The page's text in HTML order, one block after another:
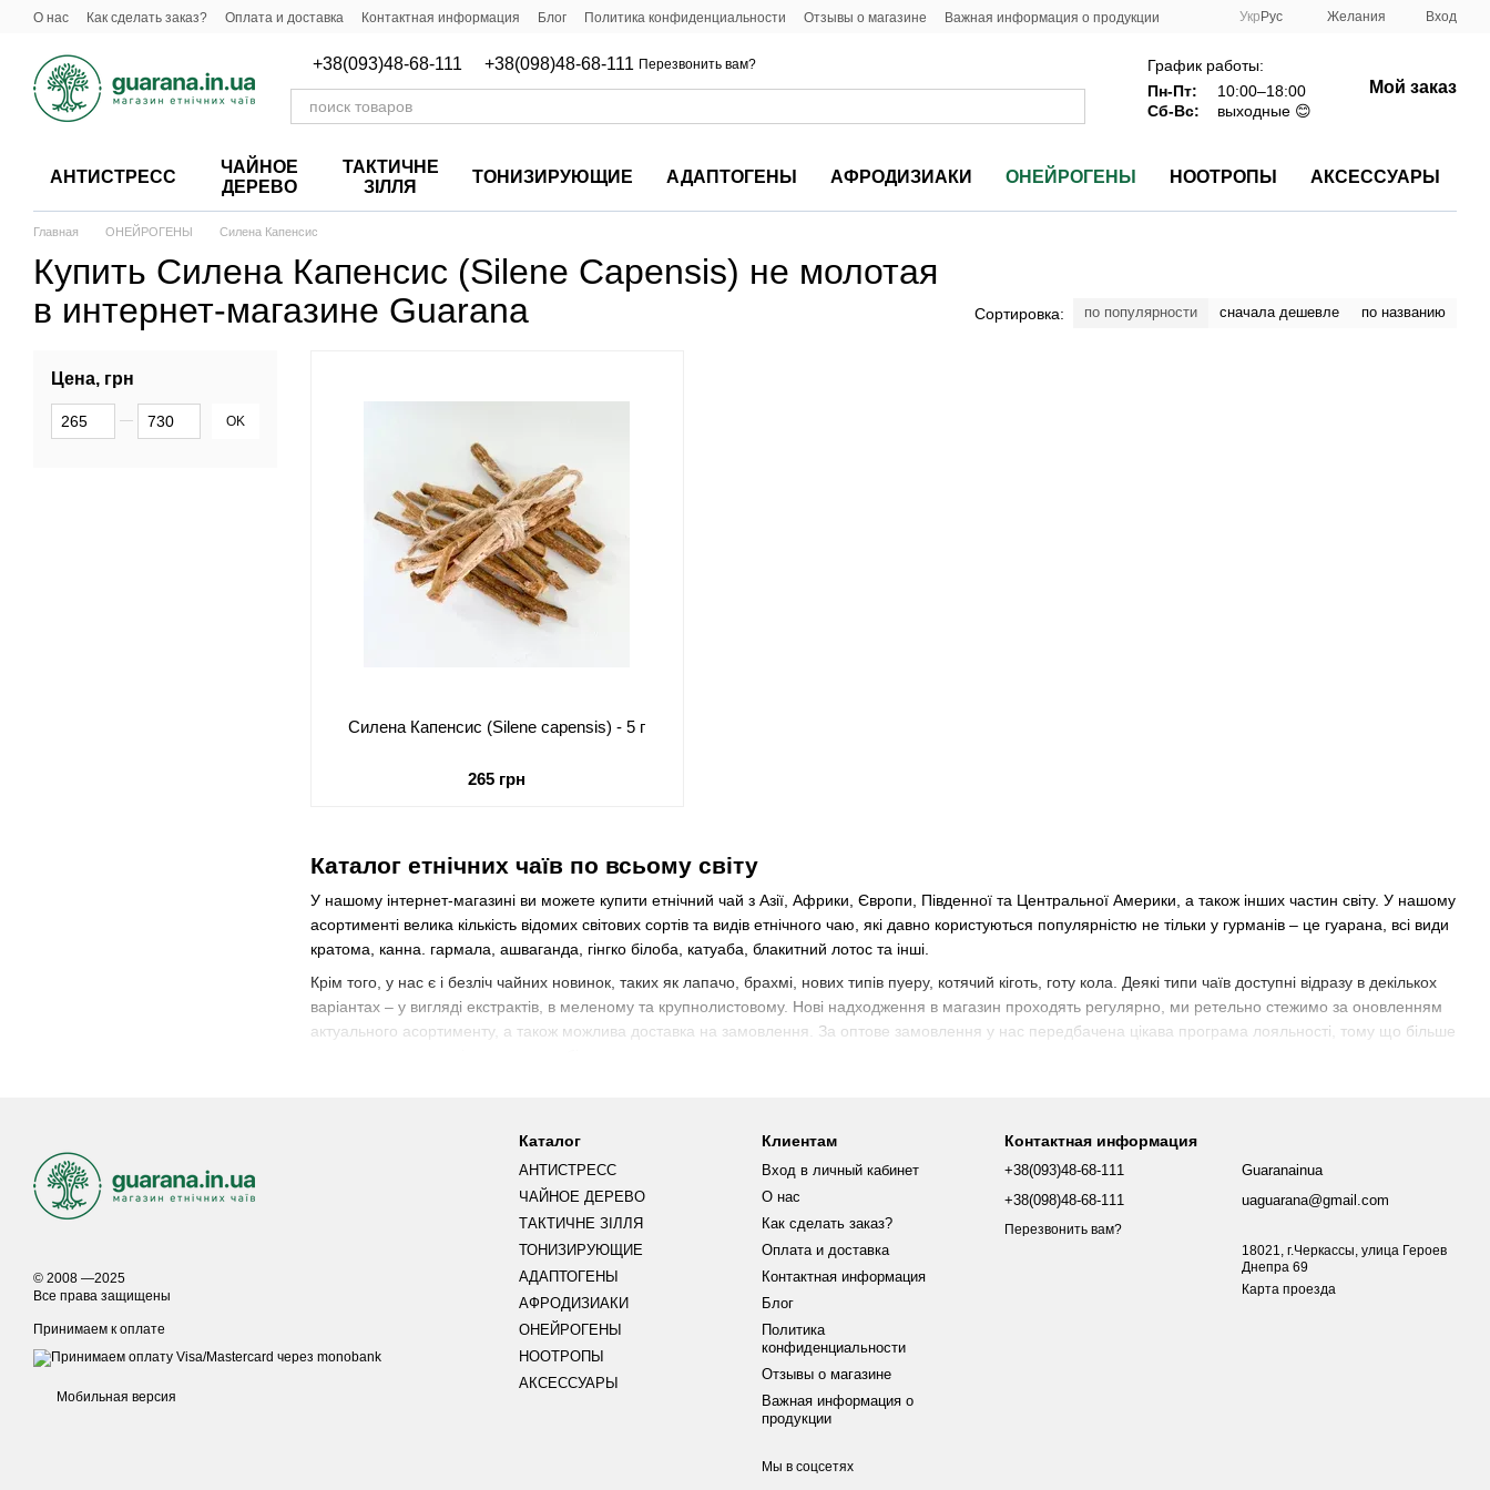
Перейти к основному контенту
О нас Как сделать заказ? Оплата и доставка Контактная информация Блог Политика конфиденциальности Отзывы о магазине Важная информация о продукции Укр Рус Желания Вход
+38(093)48-68-111 +38(098)48-68-111 Перезвонить вам?
График работы:
Пн-Пт:
10:00–18:00
Сб-Вс:
выходные 😊
Мой заказ
АНТИСТРЕСС
ЧАЙНОЕ
ДЕРЕВО
ТАКТИЧНЕ
ЗІЛЛЯ
ТОНИЗИРУЮЩИЕ АДАПТОГЕНЫ АФРОДИЗИАКИ ОНЕЙРОГЕНЫ НООТРОПЫ АКСЕССУАРЫ
Главная ОНЕЙРОГЕНЫ Силена Капенсис
Купить Силена Капенсис (Silene Capensis) не молотая
в интернет-магазине Guarana
Сортировка: по популярности сначала дешевле по названию
Каталог етнічних чаїв по всьому світу
У нашому інтернет-магазині ви можете купити етнічний чай з Азії, Африки, Європи, Південної та Центральної Америки, а також інших частин світу. У нашому
асортименті велика кількість відомих світових сортів та видів етнічного чаю, які давно користуються популярністю не тільки у гурманів – це гуарана, всі види
кратома, канна. гармала, ашваганда, гінгко білоба, катуаба, блакитний лотос та інші.
Крім того, у нас є і безліч чайних новинок, таких як лапачо, брахмі, нових типів пуеру, котячий кіготь, готу кола. Деякі типи чаїв доступні відразу в декількох
варіантах – у вигляді екстрактів, в меленому та крупнолистовому. Нові надходження в магазин проходять регулярно, ми ретельно стежимо за оновленням
актуального асортименту, а також можлива доставка на замовлення. За оптове замовлення у нас передбачена цікава програма лояльності, тому що більше
Силена Капенсис (Silene capensis) - 5 г
265 грн
Цена, грн
От Цена, грн
До Цена, грн OK
© 2008 —2025
Все права защищены
Принимаем к оплате
Мобильная версия
Каталог
АНТИСТРЕСС
ЧАЙНОЕ ДЕРЕВО
ТАКТИЧНЕ ЗІЛЛЯ
ТОНИЗИРУЮЩИЕ
АДАПТОГЕНЫ
АФРОДИЗИАКИ
ОНЕЙРОГЕНЫ
НООТРОПЫ
АКСЕССУАРЫ
Клиентам
Вход в личный кабинет
О нас
Как сделать заказ?
Оплата и доставка
Контактная информация
Блог
Политика
конфиденциальности
Отзывы о магазине
Важная информация о
продукции
Мы в соцсетях
Контактная информация
+38(093)48-68-111
+38(098)48-68-111
Перезвонить вам?
Guaranainua
uaguarana@gmail.com
18021, г.Черкассы, улица Героев
Днепра 69
Карта проезда